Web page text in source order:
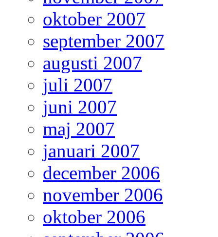
oktober 2007
september 2007
augusti 2007
juli 2007
juni 2007
maj 2007
januari 2007
december 2006
november 2006
oktober 2006